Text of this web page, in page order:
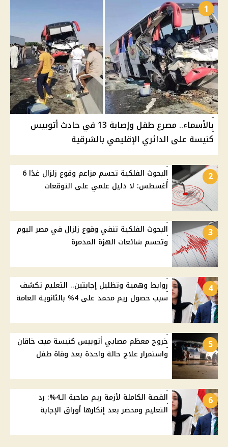
1
بالأسماء.. مصرع طفل وإصابة 13 في حادث أتوبيس
كنيسة على الدائري الإقليمي بالشرقية
2
البحوث الفلكية تحسم مزاعم وقوع زلزال غدًا 6
أغسطس: لا دليل علمي على التوقعات
3
البحوث الفلكية تنفي وقوع زلزال في مصر اليوم
وتحسم شائعات الهزة المدمرة
4
روابط وهمية وتظليل إجابتين.. التعليم تكشف
سبب حصول ريم محمد على 4% بالثانوية العامة
5
خروج معظم مصابي أتوبيس كنيسة ميت خاقان
واستمرار علاج حالة واحدة بعد وفاة طفل
6
القصة الكاملة لأزمة ريم صاحبة الـ4%: رد
التعليم ومحضر بعد إنكارها أوراق الإجابة